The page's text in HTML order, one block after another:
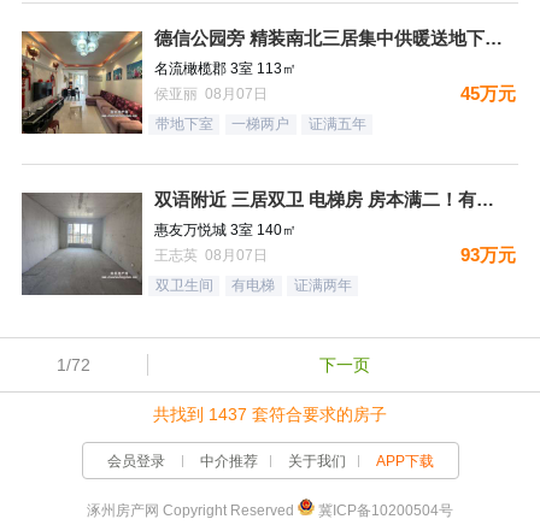
德信公园旁 精装南北三居集中供暖送地下室 税费低
名流橄榄郡 3室 113㎡
侯亚丽 08月07日
45万元
带地下室 一梯两户 证满五年
双语附近 三居双卫 电梯房 房本满二！有钥匙
惠友万悦城 3室 140㎡
王志英 08月07日
93万元
双卫生间 有电梯 证满两年
1/72 下一页
共找到 1437 套符合要求的房子
会员登录 中介推荐 关于我们 APP下载
涿州房产网 Copyright Reserved 冀ICP备10200504号